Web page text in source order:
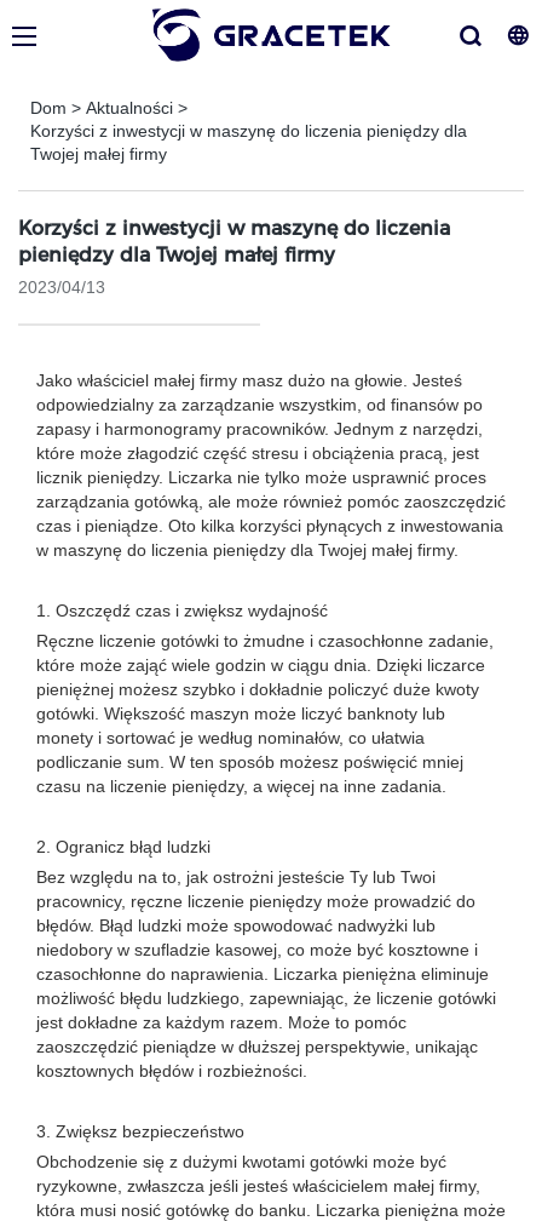
Dom > Aktualności >
Korzyści z inwestycji w maszynę do liczenia pieniędzy dla
Twojej małej firmy
Korzyści z inwestycji w maszynę do liczenia
pieniędzy dla Twojej małej firmy
2023/04/13
Jako właściciel małej firmy masz dużo na głowie. Jesteś
odpowiedzialny za zarządzanie wszystkim, od finansów po
zapasy i harmonogramy pracowników. Jednym z narzędzi,
które może złagodzić część stresu i obciążenia pracą, jest
licznik pieniędzy. Liczarka nie tylko może usprawnić proces
zarządzania gotówką, ale może również pomóc zaoszczędzić
czas i pieniądze. Oto kilka korzyści płynących z inwestowania
w maszynę do liczenia pieniędzy dla Twojej małej firmy.
1. Oszczędź czas i zwiększ wydajność
Ręczne liczenie gotówki to żmudne i czasochłonne zadanie,
które może zająć wiele godzin w ciągu dnia. Dzięki liczarce
pieniężnej możesz szybko i dokładnie policzyć duże kwoty
gotówki. Większość maszyn może liczyć banknoty lub
monety i sortować je według nominałów, co ułatwia
podliczanie sum. W ten sposób możesz poświęcić mniej
czasu na liczenie pieniędzy, a więcej na inne zadania.
2. Ogranicz błąd ludzki
Bez względu na to, jak ostrożni jesteście Ty lub Twoi
pracownicy, ręczne liczenie pieniędzy może prowadzić do
błędów. Błąd ludzki może spowodować nadwyżki lub
niedobory w szufladzie kasowej, co może być kosztowne i
czasochłonne do naprawienia. Liczarka pieniężna eliminuje
możliwość błędu ludzkiego, zapewniając, że liczenie gotówki
jest dokładne za każdym razem. Może to pomóc
zaoszczędzić pieniądze w dłuższej perspektywie, unikając
kosztownych błędów i rozbieżności.
3. Zwiększ bezpieczeństwo
Obchodzenie się z dużymi kwotami gotówki może być
ryzykowne, zwłaszcza jeśli jesteś właścicielem małej firmy,
która musi nosić gotówkę do banku. Liczarka pieniężna może